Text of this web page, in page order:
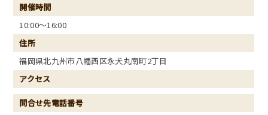
開催時間
10:00～16:00
住所
福岡県北九州市八幡西区永犬丸南町2丁目
アクセス
問合せ先電話番号